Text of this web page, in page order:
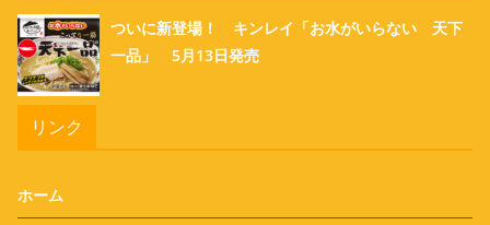
ついに新登場！ キンレイ「お水がいらない 天下
一品」 5月13日発売
リンク
ホーム